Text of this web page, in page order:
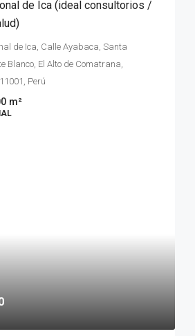
de Ica (ideal consultorios /
de Ica, Calle Ayabaca, Santa
Blanco, El Alto de Comatrana,
Perú
m²